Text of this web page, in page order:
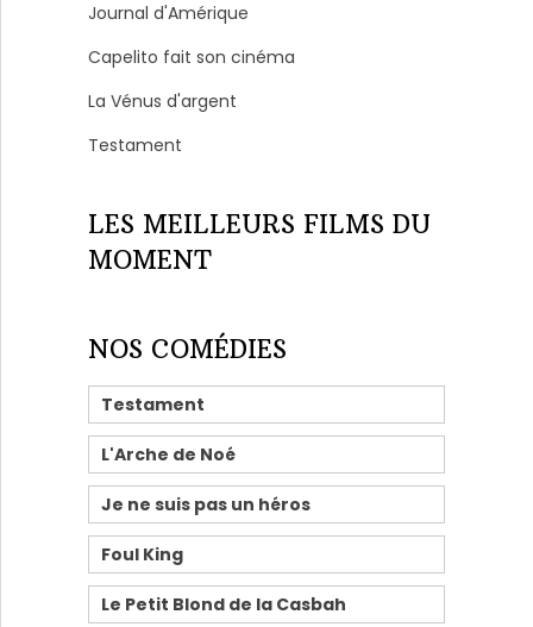
Journal d'Amérique
Capelito fait son cinéma
La Vénus d'argent
Testament
LES MEILLEURS FILMS DU
MOMENT
NOS COMÉDIES
Testament
L'Arche de Noé
Je ne suis pas un héros
Foul King
Le Petit Blond de la Casbah